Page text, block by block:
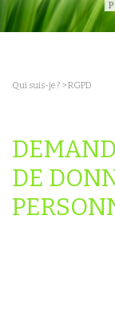
Qui suis-je ? > RGPD
DE